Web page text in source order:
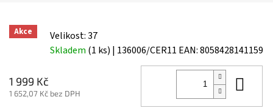
Akce
Velikost: 37
Skladem (1 ks) | 136006/CER11 EAN:8058428141159
1 999 Kč
1 652,07 Kč bez DPH